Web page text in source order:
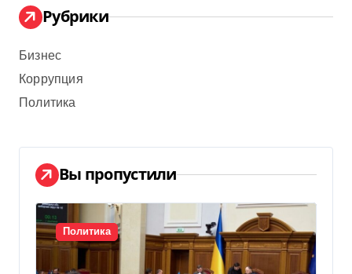
Рубрики
Бизнес
Коррупция
Политика
Вы пропустили
Политика